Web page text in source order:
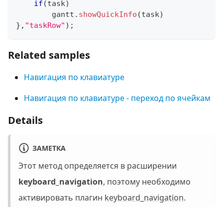
if (task)
        gantt
. showQuickInfo (task)
} , "taskRow" ) ;
Related samples
Навигация по клавиатуре
Навигация по клавиатуре - переход по ячейкам
Details
ЗАМЕТКА
Этот метод определяется в расширении
keyboard_navigation, поэтому необходимо
активировать плагин keyboard_navigation.